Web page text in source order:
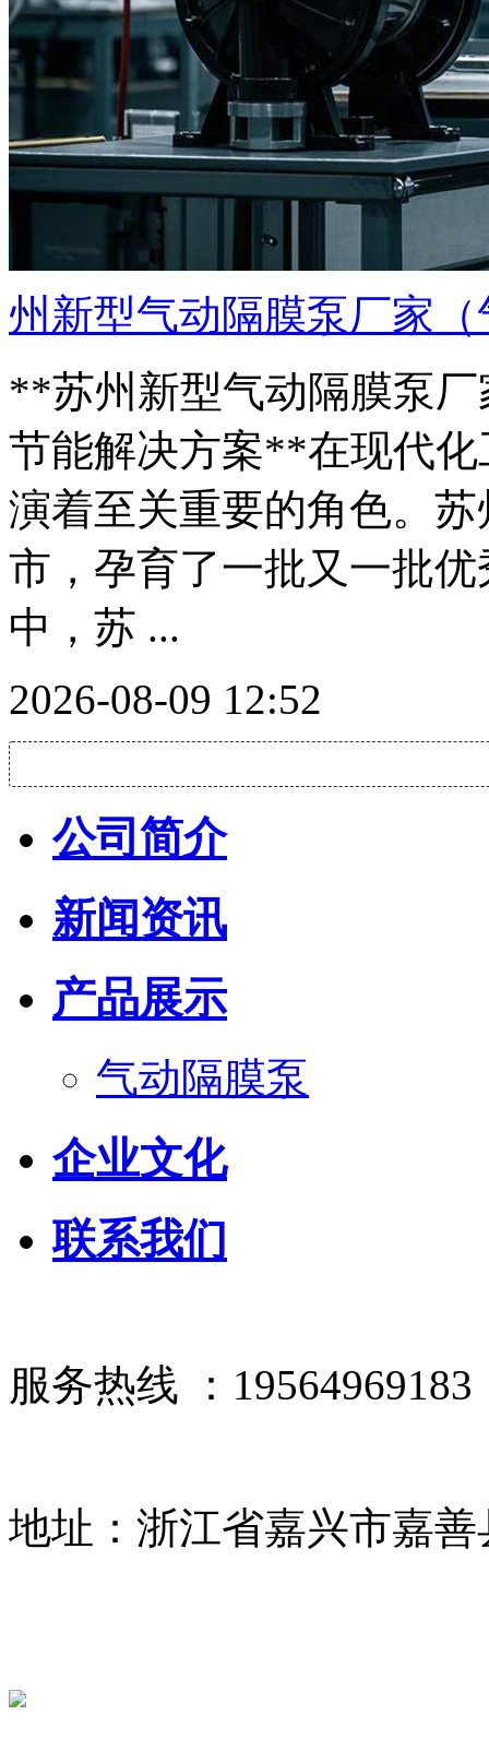
州新型气动隔膜泵厂家
**苏州新型气动隔膜泵
节能解决方案**在现代
演着至关重要的角色。
市，孕育了一批又一批
中，苏 ...
2026-08-09 12:52
公司简介
新闻资讯
产品展示
气动隔膜泵
企业文化
联系我们
服务热线 ：19564969183
地址：浙江省嘉兴市嘉